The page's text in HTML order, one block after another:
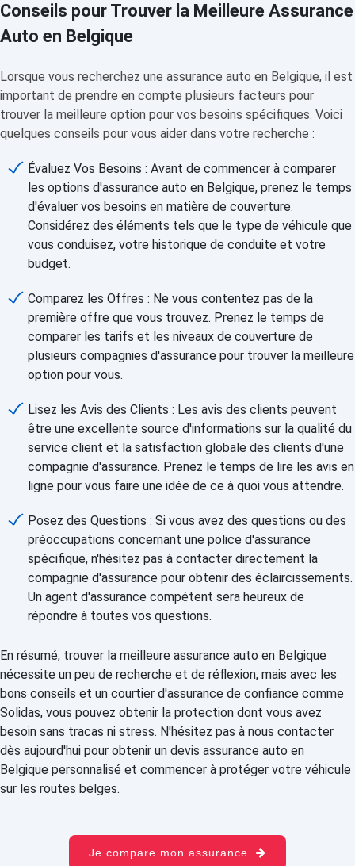
Conseils pour Trouver la Meilleure Assurance
Auto en Belgique
Lorsque vous recherchez une assurance auto en Belgique, il est
important de prendre en compte plusieurs facteurs pour
trouver la meilleure option pour vos besoins spécifiques. Voici
quelques conseils pour vous aider dans votre recherche :
Évaluez Vos Besoins : Avant de commencer à comparer
les options d'assurance auto en Belgique, prenez le temps
d'évaluer vos besoins en matière de couverture.
Considérez des éléments tels que le type de véhicule que
vous conduisez, votre historique de conduite et votre
budget.
Comparez les Offres : Ne vous contentez pas de la
première offre que vous trouvez. Prenez le temps de
comparer les tarifs et les niveaux de couverture de
plusieurs compagnies d'assurance pour trouver la meilleure
option pour vous.
Lisez les Avis des Clients : Les avis des clients peuvent
être une excellente source d'informations sur la qualité du
service client et la satisfaction globale des clients d'une
compagnie d'assurance. Prenez le temps de lire les avis en
ligne pour vous faire une idée de ce à quoi vous attendre.
Posez des Questions : Si vous avez des questions ou des
préoccupations concernant une police d'assurance
spécifique, n'hésitez pas à contacter directement la
compagnie d'assurance pour obtenir des éclaircissements.
Un agent d'assurance compétent sera heureux de
répondre à toutes vos questions.
En résumé, trouver la meilleure assurance auto en Belgique
nécessite un peu de recherche et de réflexion, mais avec les
bons conseils et un courtier d'assurance de confiance comme
Solidas, vous pouvez obtenir la protection dont vous avez
besoin sans tracas ni stress. N'hésitez pas à nous contacter
dès aujourd'hui pour obtenir un devis assurance auto en
Belgique personnalisé et commencer à protéger votre véhicule
sur les routes belges.
Je compare mon assurance